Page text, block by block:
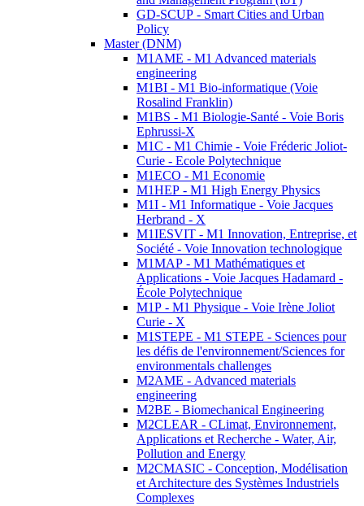
GD-SCUP - Smart Cities and Urban
Policy
Master (DNM)
M1AME - M1 Advanced materials
engineering
M1BI - M1 Bio-informatique (Voie
Rosalind Franklin)
M1BS - M1 Biologie-Santé - Voie Boris
Ephrussi-X
M1C - M1 Chimie - Voie Fréderic Joliot-
Curie - Ecole Polytechnique
M1ECO - M1 Economie
M1HEP - M1 High Energy Physics
M1I - M1 Informatique - Voie Jacques
Herbrand - X
M1IESVIT - M1 Innovation, Entreprise, et
Société - Voie Innovation technologique
M1MAP - M1 Mathématiques et
Applications - Voie Jacques Hadamard -
École Polytechnique
M1P - M1 Physique - Voie Irène Joliot
Curie - X
M1STEPE - M1 STEPE - Sciences pour
les défis de l'environnement/Sciences for
environmentals challenges
M2AME - Advanced materials
engineering
M2BE - Biomechanical Engineering
M2CLEAR - CLimat, Environnement,
Applications et Recherche - Water, Air,
Pollution and Energy
M2CMASIC - Conception, Modélisation
et Architecture des Systèmes Industriels
Complexes